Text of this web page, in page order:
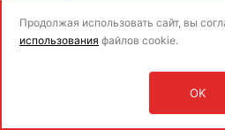
Набор для
"Витражные цветы"
3245₽
Оставить
Продолжая использовать сайт, вы
использования файлов cookie.
OK